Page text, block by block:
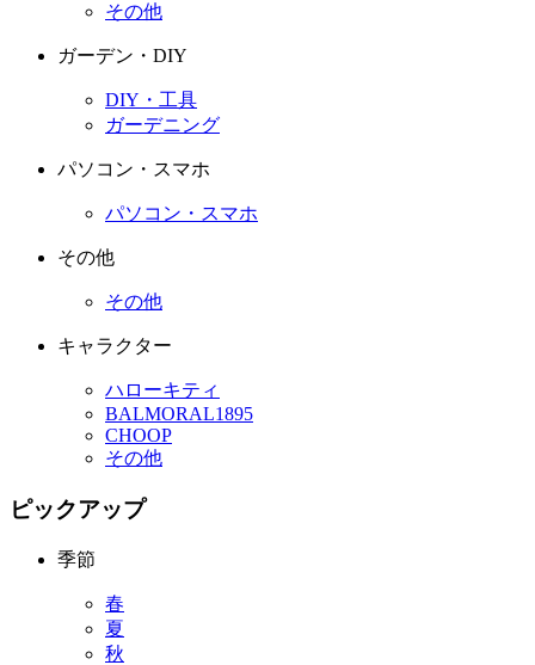
その他
ガーデン・DIY
DIY・工具
ガーデニング
パソコン・スマホ
パソコン・スマホ
その他
その他
キャラクター
ハローキティ
BALMORAL1895
CHOOP
その他
ピックアップ
季節
春
夏
秋